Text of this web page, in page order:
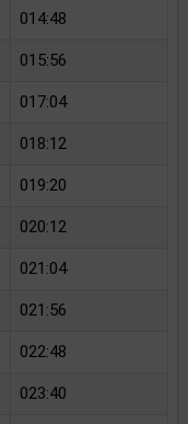
014:48
015:56
017:04
018:12
019:20
020:12
021:04
021:56
022:48
023:40